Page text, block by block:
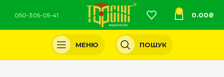
050-305-05-41
0 0.00₴
МЕНЮ ПОШУК